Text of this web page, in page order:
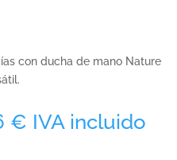
con ducha de mano Nature
€ Rango
IVA incluido